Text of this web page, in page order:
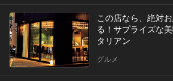
この店なら、絶対
る！サプライズな
タリアン
グルメ